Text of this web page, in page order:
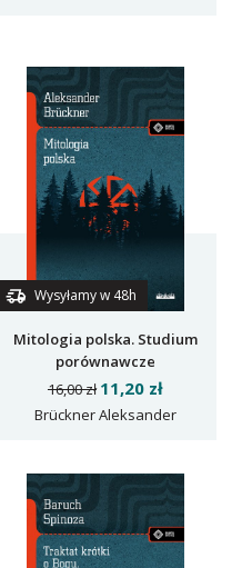
Wysyłamy w 48h
Mitologia polska. Studium
porównawcze
16,00 zł 11,20 zł
Brückner Aleksander